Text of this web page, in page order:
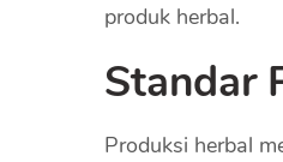
produk herbal.
Standar
Produksi herbal